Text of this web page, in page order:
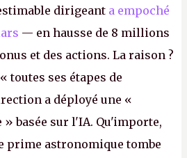
dirigeant a empoché
— en hausse de 8 millions
et des actions. La raison ?
toutes ses étapes de
a déployé une «
» basée sur l'IA. Qu'importe,
prime astronomique tombe